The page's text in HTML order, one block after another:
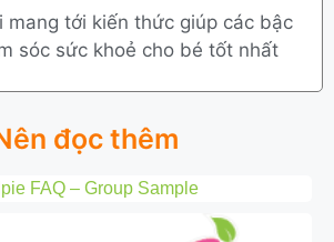
mang tới kiến thức giúp các bậc
sóc sức khoẻ cho bé tốt nhất
đọc thêm
FAQ – Group Sample